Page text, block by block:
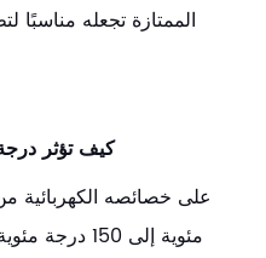
الممتازة تجعله مناسبًا
كيف تؤثر